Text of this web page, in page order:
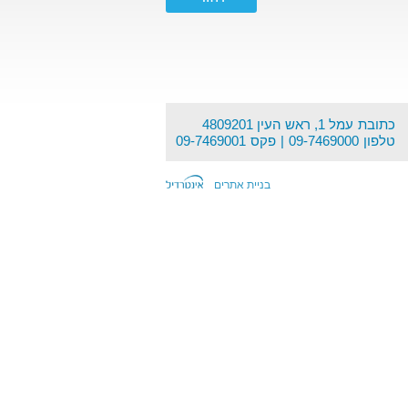
כתובת עמל 1, ראש העין 4809201
טלפון 09-7469000 פקס 09-7469001
בניית אתרים